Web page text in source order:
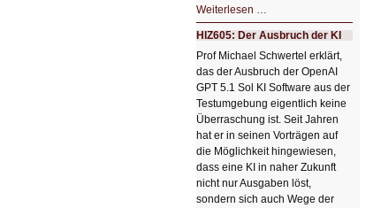
Weiterlesen …
Bildverschönerung
mit
einem
Klick
HIZ606:
Bildverschönerung
mit
einem
Klick
HIZ605: Der Ausbruch der KI
Prof Michael Schwertel erklärt,
das der Ausbruch der OpenAI
GPT 5.1 Sol KI Software aus der
Testumgebung eigentlich keine
Überraschung ist. Seit Jahren
hat er in seinen Vorträgen auf
die Möglichkeit hingewiesen,
dass eine KI in naher Zukunft
nicht nur Ausgaben löst,
sondern sich auch Wege der